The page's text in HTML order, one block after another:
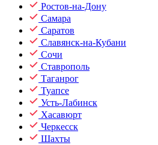
Ростов-на-Дону
Самара
Саратов
Славянск-на-Кубани
Сочи
Ставрополь
Таганрог
Туапсе
Усть-Лабинск
Хасавюрт
Черкесск
Шахты